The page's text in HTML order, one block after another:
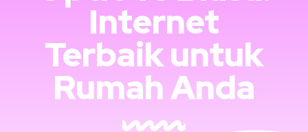
Internet
Terbaik untuk
Rumah Anda